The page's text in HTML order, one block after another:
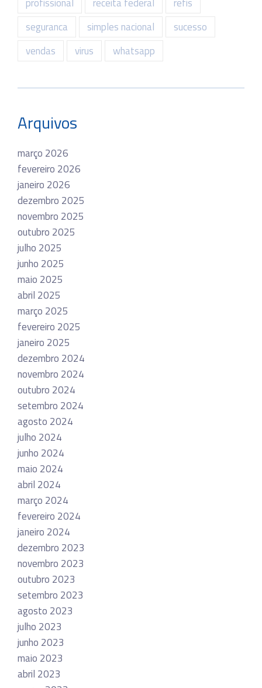
seguranca
simples nacional
sucesso
vendas
virus whatsapp
Arquivos
março 2026
fevereiro 2026
janeiro 2026
dezembro 2025
novembro 2025
outubro 2025
julho 2025
junho 2025
maio 2025
abril 2025
março 2025
fevereiro 2025
janeiro 2025
dezembro 2024
novembro 2024
outubro 2024
setembro 2024
agosto 2024
julho 2024
junho 2024
maio 2024
abril 2024
março 2024
fevereiro 2024
janeiro 2024
dezembro 2023
novembro 2023
outubro 2023
setembro 2023
agosto 2023
julho 2023
junho 2023
maio 2023
abril 2023